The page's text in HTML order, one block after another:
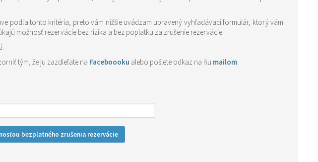
podľa tohto kritéria, preto vám nižšie uvádzam upravený vyhľadávací formulár, ktorý vám
možnosť rezervácie bez rizika a bez poplatku za zrušenie rezervácie.
tým, že ju zazdieľate na Faceboooku alebo pošlete odkaz na ňu mailom.
bezplatného zrušenia rezervácie